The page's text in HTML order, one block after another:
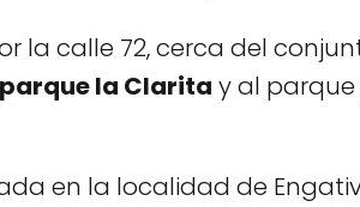
la calle 72, cerca del
parque la Clarita y al
en la localidad de